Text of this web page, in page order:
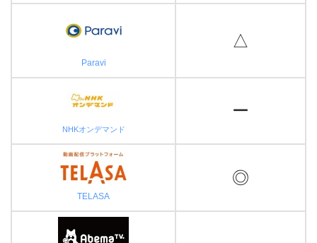
Paravi
△
NHKオンデマンド
ー
TELASA
◎